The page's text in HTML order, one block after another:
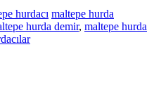
hurdacı maltepe hurda
hurda demir, maltepe hurda